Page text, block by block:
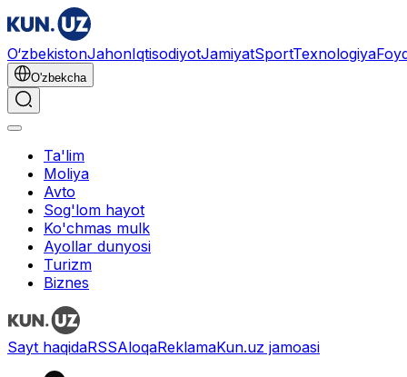
O‘zbekistonJahonIqtisodiyotJamiyatSportTexnologiya
O'zbekcha
Ta'lim
Moliya
Avto
Sog'lom hayot
Ko'chmas mulk
Ayollar dunyosi
Turizm
Biznes
Sayt haqidaRSSAloqaReklamaKun.uz jamoasi